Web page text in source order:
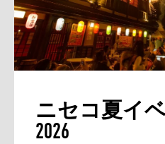
ニセコ夏イ
2026